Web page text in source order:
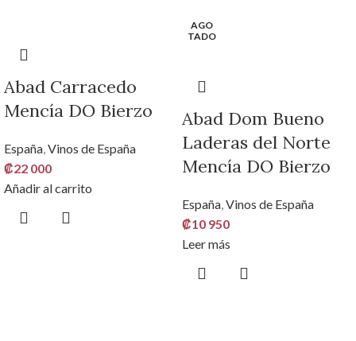
Abad Carracedo
Mencía DO Bierzo
España,Vinos de España
₡22 000
Añadir al carrito
AGO
TADO
Abad Dom Bueno
Laderas del Norte
Mencía DO Bierzo
España,Vinos de España
₡10 950
Leer más